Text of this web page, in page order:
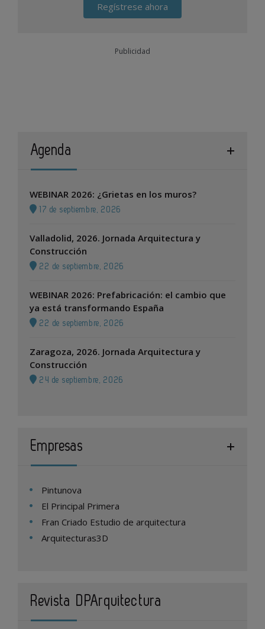
Regístrese ahora
Publicidad
Agenda
WEBINAR 2026: ¿Grietas en los muros?
17 de septiembre, 2026
Valladolid, 2026. Jornada Arquitectura y
Construcción
22 de septiembre, 2026
WEBINAR 2026: Prefabricación: el cambio que
ya está transformando España
22 de septiembre, 2026
Zaragoza, 2026. Jornada Arquitectura y
Construcción
24 de septiembre, 2026
Empresas
Pintunova
El Principal Primera
Fran Criado Estudio de arquitectura
Arquitecturas3D
Revista DPArquitectura